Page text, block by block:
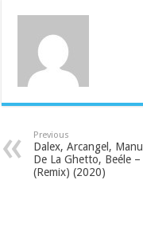
Previous
Dalex, Arcangel,
De La Ghetto, Beéle –
(Remix) (2020)